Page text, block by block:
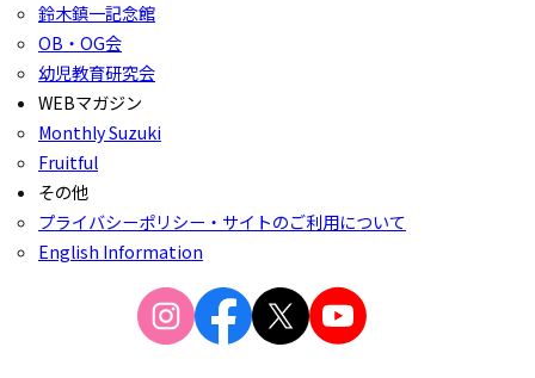
鈴木鎮一記念館
OB・OG会
幼児教育研究会
WEBマガジン
Monthly Suzuki
Fruitful
その他
プライバシーポリシー・サイトのご利用について
English Information